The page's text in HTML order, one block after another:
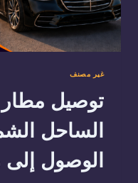
غير مصنف
توصيل مطار
الساحل
الوصول